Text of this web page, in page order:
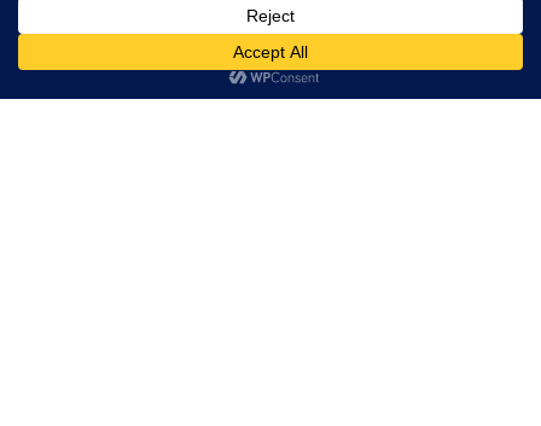
Am înțeles!
Acest site folosește cookies. Navigând în continuare, vă exprimați acordul asupra folosirii
cookie-urilor.
MARȚI, 17:17
Comunitatea creștin-ortodoxă din Cheia
se reunește într-un eveniment de suflet